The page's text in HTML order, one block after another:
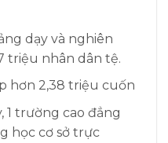
dạy và nghiên
triệu nhân dân tệ.
hơn 2,38 triệu cuốn
1 trường cao đẳng
học cơ sở trực